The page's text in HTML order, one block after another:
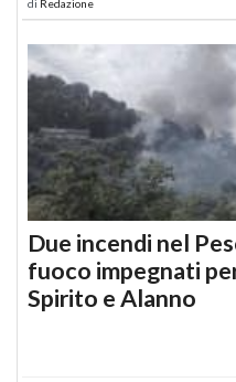
di Redazione
Due incendi nel
fuoco impegnati
Spirito e Alanno